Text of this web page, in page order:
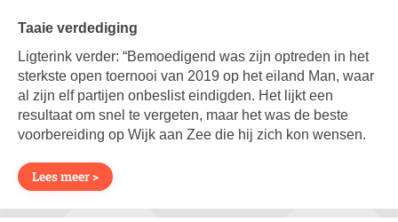
Taaie verdediging
Ligterink verder: “Bemoedigend was zijn optreden in het
sterkste open toernooi van 2019 op het ­eiland Man, waar
al zijn elf partijen onbeslist eindigden. Het lijkt een
resultaat om snel te vergeten, maar het was de beste
voorbereiding op Wijk aan Zee die hij zich kon wensen.
Lees meer >